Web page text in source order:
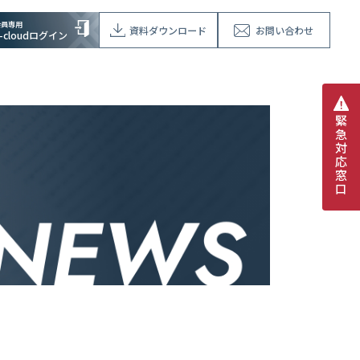
専用
cloudログイン 資料ダウンロード お問い合わせ
緊
急
対
応
窓
口